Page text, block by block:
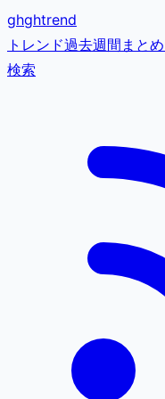
ghghtrend
トレンド過去週間まとめ
検索